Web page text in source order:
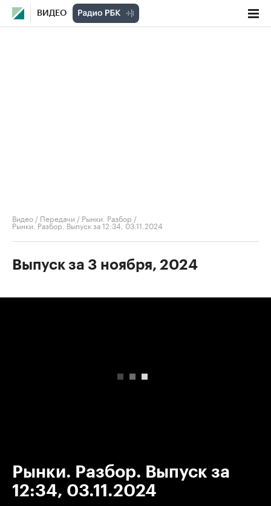
ВИДЕО
Видео / Передачи / Рынки. Разбор /
Рынки. Разбор. Выпуск за 12:34, 03.11.2024
Выпуск за 3 ноября, 2024
Рынки. Разбор. Выпуск за
12:34, 03.11.2024